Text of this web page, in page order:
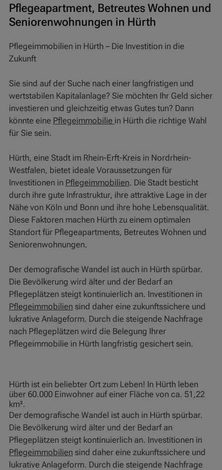
Pflegeapartment, Betreutes Wohnen und
Seniorenwohnungen in Hürth
Pflegeimmobilien in Hürth – Die Investition in die
Zukunft
Sie sind auf der Suche nach einer langfristigen und
wertstabilen Kapitalanlage? Sie möchten Ihr Geld sicher
investieren und gleichzeitig etwas Gutes tun? Dann
könnte eine Pflegeimmobilie in Hürth die richtige Wahl
für Sie sein.
Hürth, eine Stadt im Rhein-Erft-Kreis in Nordrhein-
Westfalen, bietet ideale Voraussetzungen für
Investitionen in Pflegeimmobilien. Die Stadt besticht
durch ihre gute Infrastruktur, ihre attraktive Lage in der
Nähe von Köln und Bonn und ihre hohe Lebensqualität.
Diese Faktoren machen Hürth zu einem optimalen
Standort für Pflegeapartments, Betreutes Wohnen und
Seniorenwohnungen.
Der demografische Wandel ist auch in Hürth spürbar.
Die Bevölkerung wird älter und der Bedarf an
Pflegeplätzen steigt kontinuierlich an. Investitionen in
Pflegeimmobilien sind daher eine zukunftssichere und
lukrative Anlageform. Durch die steigende Nachfrage
nach Pflegeplätzen wird die Belegung Ihrer
Pflegeimmobilie in Hürth langfristig gesichert sein.
Hürth ist ein beliebter Ort zum Leben! In Hürth leben
über 60.000 Einwohner auf einer Fläche von ca. 51,22
km².
Der demografische Wandel ist auch in Hürth spürbar.
Die Bevölkerung wird älter und der Bedarf an
Pflegeplätzen steigt kontinuierlich an. Investitionen in
Pflegeimmobilien sind daher eine zukunftssichere und
lukrative Anlageform. Durch die steigende Nachfrage